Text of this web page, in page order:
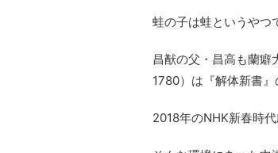
蛙の子は蛙というやつ
昌猷の父・昌高も蘭
1780）は『解体新書
2018年のNHK新春時